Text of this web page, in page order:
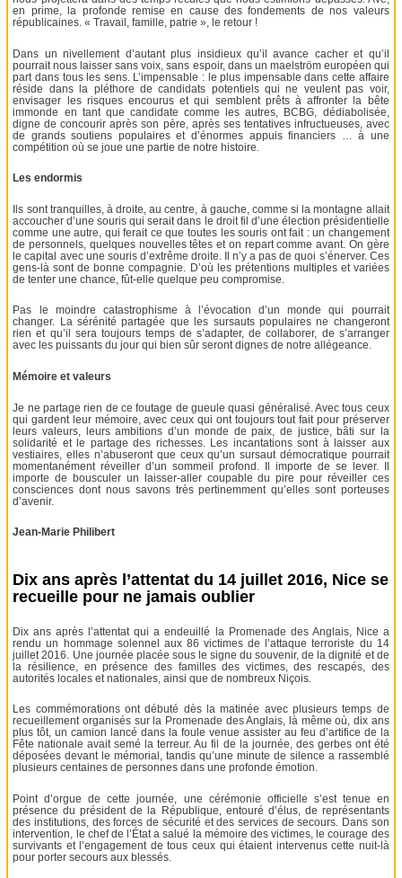
en prime, la profonde remise en cause des fondements de nos valeurs
républicaines. « Travail, famille, patrie », le retour !
Dans un nivellement d’autant plus insidieux qu’il avance cacher et qu’il
pourrait nous laisser sans voix, sans espoir, dans un maelström européen qui
part dans tous les sens. L’impensable : le plus impensable dans cette affaire
réside dans la pléthore de candidats potentiels qui ne veulent pas voir,
envisager les risques encourus et qui semblent prêts à affronter la bête
immonde en tant que candidate comme les autres, BCBG, dédiabolisée,
digne de concourir après son père, après ses tentatives infructueuses, avec
de grands soutiens populaires et d’énormes appuis financiers … à une
compétition où se joue une partie de notre histoire.
Les endormis
Ils sont tranquilles, à droite, au centre, à gauche, comme si la montagne allait
accoucher d’une souris qui serait dans le droit fil d’une élection présidentielle
comme une autre, qui ferait ce que toutes les souris ont fait : un changement
de personnels, quelques nouvelles têtes et on repart comme avant. On gère
le capital avec une souris d’extrême droite. Il n’y a pas de quoi s’énerver. Ces
gens-là sont de bonne compagnie. D’où les prétentions multiples et variées
de tenter une chance, fût-elle quelque peu compromise.
Pas le moindre catastrophisme à l’évocation d’un monde qui pourrait
changer. La sérénité partagée que les sursauts populaires ne changeront
rien et qu’il sera toujours temps de s’adapter, de collaborer, de s’arranger
avec les puissants du jour qui bien sûr seront dignes de notre allégeance.
Mémoire et valeurs
Je ne partage rien de ce foutage de gueule quasi généralisé. Avec tous ceux
qui gardent leur mémoire, avec ceux qui ont toujours tout fait pour préserver
leurs valeurs, leurs ambitions d’un monde de paix, de justice, bâti sur la
solidarité et le partage des richesses. Les incantations sont à laisser aux
vestiaires, elles n’abuseront que ceux qu’un sursaut démocratique pourrait
momentanément réveiller d’un sommeil profond. Il importe de se lever. Il
importe de bousculer un laisser-aller coupable du pire pour réveiller ces
consciences dont nous savons très pertinemment qu’elles sont porteuses
d’avenir.
Jean-Marie Philibert
Dix ans après l’attentat du 14 juillet 2016, Nice se
recueille pour ne jamais oublier
Dix ans après l’attentat qui a endeuillé la Promenade des Anglais, Nice a
rendu un hommage solennel aux 86 victimes de l’attaque terroriste du 14
juillet 2016. Une journée placée sous le signe du souvenir, de la dignité et de
la résilience, en présence des familles des victimes, des rescapés, des
autorités locales et nationales, ainsi que de nombreux Niçois.
Les commémorations ont débuté dès la matinée avec plusieurs temps de
recueillement organisés sur la Promenade des Anglais, là même où, dix ans
plus tôt, un camion lancé dans la foule venue assister au feu d’artifice de la
Fête nationale avait semé la terreur. Au fil de la journée, des gerbes ont été
déposées devant le mémorial, tandis qu’une minute de silence a rassemblé
plusieurs centaines de personnes dans une profonde émotion.
Point d’orgue de cette journée, une cérémonie officielle s’est tenue en
présence du président de la République, entouré d’élus, de représentants
des institutions, des forces de sécurité et des services de secours. Dans son
intervention, le chef de l’État a salué la mémoire des victimes, le courage des
survivants et l’engagement de tous ceux qui étaient intervenus cette nuit-là
pour porter secours aux blessés.